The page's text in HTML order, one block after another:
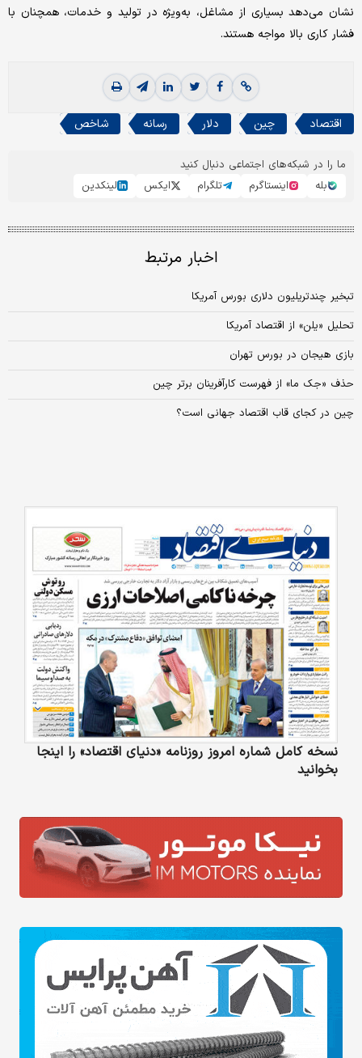
نشان می‌دهد بسیاری از مشاغل، به‌ویژه در تولید و خدمات، همچنان با
فشار کاری بالا مواجه هستند.
اقتصاد چین دلار رسانه شاخص
ما را در شبکه‌های اجتماعی دنبال کنید
بله
اینستاگرم تلگرام ایکس لینکدین
اخبار مرتبط
تبخیر چند‌تریلیون دلاری بورس آمریکا
تحلیل «یلن» از اقتصاد آمریکا
بازی هیجان در بورس تهران
حذف «جک ما» از فهرست کارآفرینان برتر چین
چین در کجای قاب اقتصاد جهانی است؟
نسخه کامل شماره امروز روزنامه «دنیای‌ اقتصاد» را اینجا
بخوانید